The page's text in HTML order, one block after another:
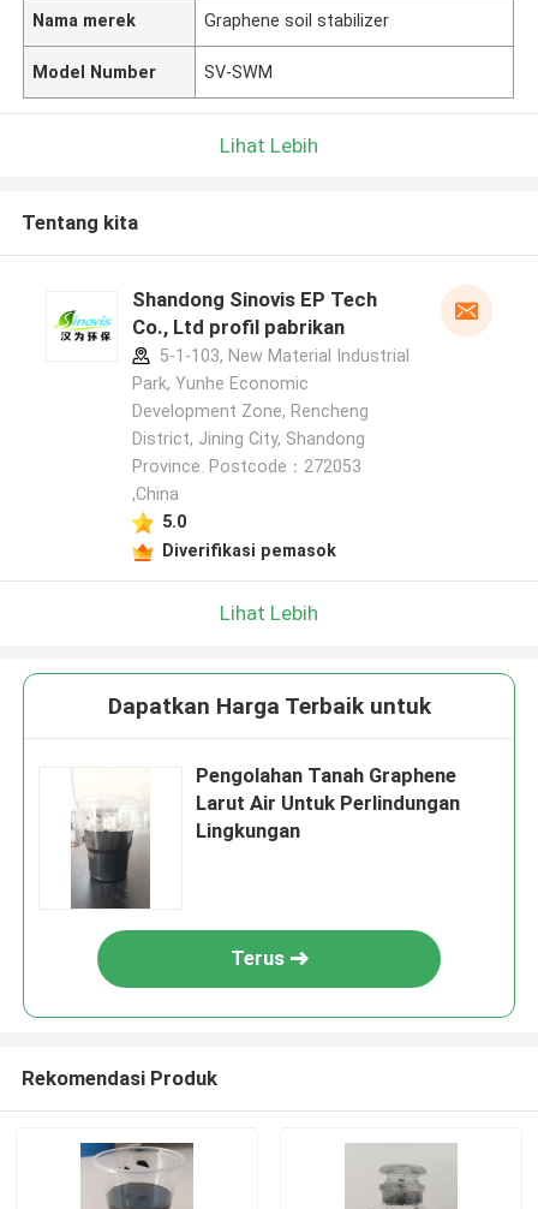
Nama merek Graphene soil stabilizer
Model Number SV-SWM
Lihat Lebih
Tentang kita
Shandong Sinovis EP Tech
Co., Ltd profil pabrikan
5-1-103, New Material Industrial
Park, Yunhe Economic
Development Zone, Rencheng
District, Jining City, Shandong
Province. Postcode：272053
,China
5.0
Diverifikasi pemasok
Lihat Lebih
Dapatkan Harga Terbaik untuk
Pengolahan Tanah Graphene
Larut Air Untuk Perlindungan
Lingkungan
Terus
Rekomendasi Produk